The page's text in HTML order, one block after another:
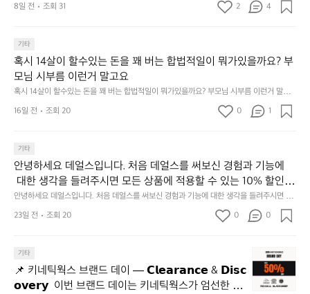
내두르고 5. 썬셋에 취하고 ~
한잔 혀를 내두르고 5. 썬셋에 취하고 ~
여
크
프
운
동
고,
재
미
지
고
통
8일 전 조회 31 2 4
기타
혹시 14살이 할수있는 돈을 꽤 버는 합법적일이 뭐가있을까요? 부
모님 시부름 이런거 말고요
혹시 14살이 할수있는 돈을 꽤 버는 합법적일이 뭐가있을까요? 부모님 시부름 이런거 말고
16일 전
조회 20 0 1
기타
안녕하세요 데얼스입니다. 처음 데얼스를 써보신 경험과 기능에
대한 생각을 들려주시면 모든 상품에 적용할 수 있는 10% 할인
쿠폰을 드립니다.  1분이면 끝낼 수 있으니 참여하시고 혜택받아
가세요 :)  하기의 링크 클릭 후 작성하시면 됩니다. https://docs.g
oogle.com/forms/d/e/1FAIpQLSfSU5C-euRse0uUKR3Rp1ibf1aC
안녕하세요 데얼스입니다. 처음 데얼스를 써보신 경험과 기능에 대한 생각을 들려주시면 모
든 상품에 적용할 수 있는 10% 할인 쿠폰을 드립니다.  1분이면 끝낼 수 있으니 참여하시고
혜택받아가세요 :)  하기의 링크 클릭 후 작성하시면 됩니다. https://docs.google.com/for
23일 전 조회 20 0 0
기타
📌 키네틱웍스 브랜드 데이 — 𝗖𝗹𝗲𝗮𝗿𝗮𝗻𝗰𝗲 & 𝗗𝗶𝘀𝗰
𝗼𝘃𝗲𝗿𝘆  이번 브랜드 데이는 키네틱웍스가 엄선한 5
네